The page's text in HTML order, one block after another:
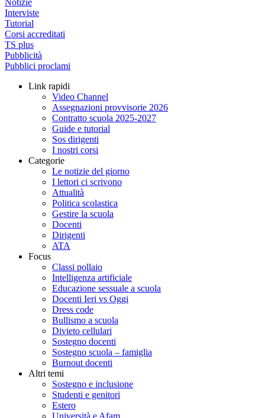
Notizie
Interviste
Tutorial
Corsi accreditati
TS plus
Pubblicità
Pubblici proclami
Link rapidi
Video Channel
Assegnazioni provvisorie 2026
Contratto scuola 2025-2027
Guide e tutorial
Sos dirigenti
I nostri corsi
Categorie
Le notizie del giorno
I lettori ci scrivono
Attualità
Politica scolastica
Gestire la scuola
Docenti
Dirigenti
ATA
Focus
Classi pollaio
Intelligenza artificiale
Educazione sessuale a scuola
Docenti Ieri vs Oggi
Dress code
Bullismo a scuola
Divieto cellulari
Sostegno docenti
Sostegno scuola – famiglia
Burnout docenti
Altri temi
Sostegno e inclusione
Studenti e genitori
Estero
Università e Afam